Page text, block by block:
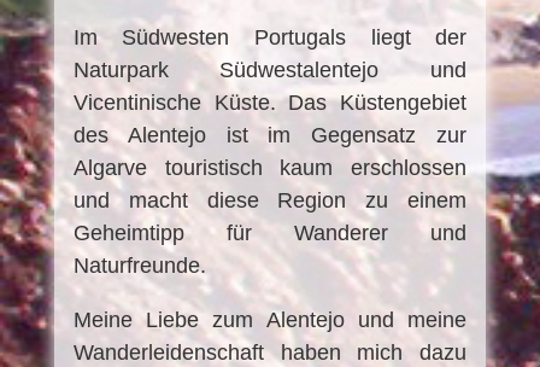
Im Südwesten Portugals liegt der
Naturpark Südwestalentejo und
Vicentinische Küste. Das Küstengebiet
des Alentejo ist im Gegensatz zur
Algarve touristisch kaum erschlossen
und macht diese Region zu einem
Geheimtipp für Wanderer und
Naturfreunde.
Meine Liebe zum Alentejo und meine
Wanderleidenschaft haben mich dazu